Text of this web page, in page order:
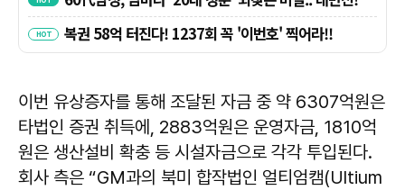
이번 유상증자를 통해 조달된 자금 중 약 6307억원은
타법인 증권 취득에, 2883억원은 운영자금, 1810억
원은 생산설비 확충 등 시설자금으로 각각 투입된다.
회사 측은 “GM과의 북미 합작법인 얼티엄캠(Ultium